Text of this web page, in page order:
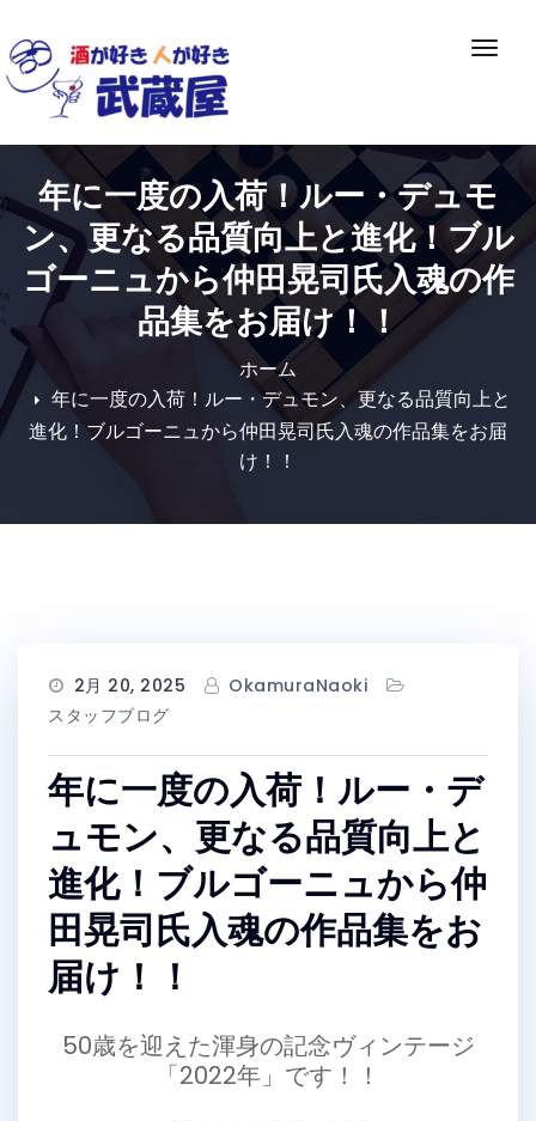
to
content
ナ
ー
シ
ョ
ン
切
り
年に一度の入荷！ルー・デュモ
ン、更なる品質向上と進化！ブル
ゴーニュから仲田晃司氏入魂の作
品集をお届け！！
ホーム
年に一度の入荷！ルー・デュモン、更なる品質向上と
進化！ブルゴーニュから仲田晃司氏入魂の作品集をお届
け！！
2月 20, 2025
OkamuraNaoki
スタッフブログ
年に一度の入荷！ルー・デ
ュモン、更なる品質向上と
進化！ブルゴーニュから仲
田晃司氏入魂の作品集をお
届け！！
50歳を迎えた渾身の記念ヴィンテージ
「2022年」です！！